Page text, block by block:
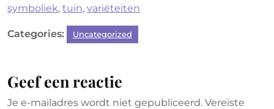
symboliek, tuin, variëteiten
Categories: Uncategorized
Geef een reactie
Je e-mailadres wordt niet gepubliceerd. Vereiste